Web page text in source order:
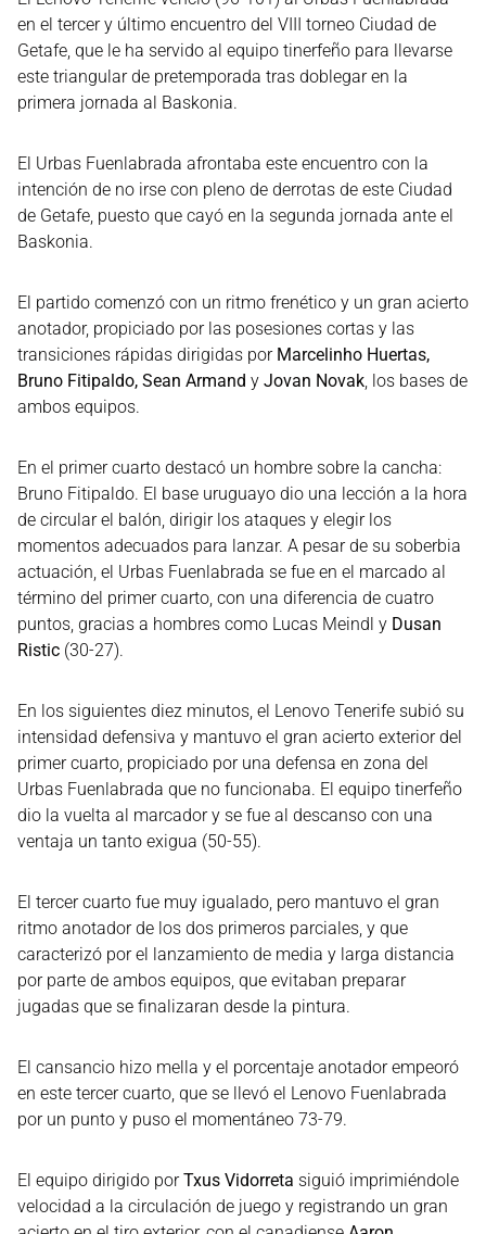
en el tercer y último encuentro del VIII torneo Ciudad de
Getafe, que le ha servido al equipo tinerfeño para llevarse
este triangular de pretemporada tras doblegar en la
primera jornada al Baskonia.
El Urbas Fuenlabrada afrontaba este encuentro con la
intención de no irse con pleno de derrotas de este Ciudad
de Getafe, puesto que cayó en la segunda jornada ante el
Baskonia.
El partido comenzó con un ritmo frenético y un gran acierto
anotador, propiciado por las posesiones cortas y las
transiciones rápidas dirigidas por Marcelinho Huertas,
Bruno Fitipaldo, Sean Armand y Jovan Novak , los bases de
ambos equipos.
En el primer cuarto destacó un hombre sobre la cancha:
Bruno Fitipaldo. El base uruguayo dio una lección a la hora
de circular el balón, dirigir los ataques y elegir los
momentos adecuados para lanzar. A pesar de su soberbia
actuación, el Urbas Fuenlabrada se fue en el marcado al
término del primer cuarto, con una diferencia de cuatro
puntos, gracias a hombres como Lucas Meindl y Dusan
Ristic (30-27).
En los siguientes diez minutos, el Lenovo Tenerife subió su
intensidad defensiva y mantuvo el gran acierto exterior del
primer cuarto, propiciado por una defensa en zona del
Urbas Fuenlabrada que no funcionaba. El equipo tinerfeño
dio la vuelta al marcador y se fue al descanso con una
ventaja un tanto exigua (50-55).
El tercer cuarto fue muy igualado, pero mantuvo el gran
ritmo anotador de los dos primeros parciales, y que
caracterizó por el lanzamiento de media y larga distancia
por parte de ambos equipos, que evitaban preparar
jugadas que se finalizaran desde la pintura.
El cansancio hizo mella y el porcentaje anotador empeoró
en este tercer cuarto, que se llevó el Lenovo Fuenlabrada
por un punto y puso el momentáneo 73-79.
El equipo dirigido porTxus Vidorreta siguió imprimiéndole
velocidad a la circulación de juego y registrando un gran